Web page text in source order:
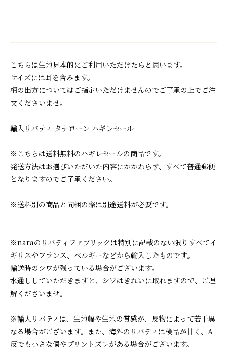
こちらは生地見本的にご利用いただけたらと思います。
サイズには耳を含みます。
柄の出方についてはご指定いただけませんのでご了承の上でご注
文くださいませ。
輸入リバティ タナローン ハギレセール
※こちらは送料無料のハギレセールの商品です。
発送方法はお選びいただいた内容にかかわらず、すべて普通郵便
となりますのでご了承ください。
※送料別の商品と同梱の際は別途送料が必要です。
※naraのリバティファブリックは特別に記載のない限りすべてイ
ギリスやフランス、ベルギーなどから輸入したものです。
輸送時のシワが残っている場合がございます。
水通ししていただきますと、シワはきれいに取れますので、ご理
解くださいませ。
※輸入リバティは、生地幅や生地の質感が、反物によって若干異
なる場合がございます。また、海外のリバティは検品が甘く、A
反でも小さな傷やプリントズレがある場合がございます。